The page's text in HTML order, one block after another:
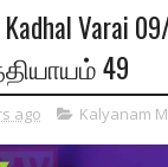
Kadhal
49
ago Kalyanam